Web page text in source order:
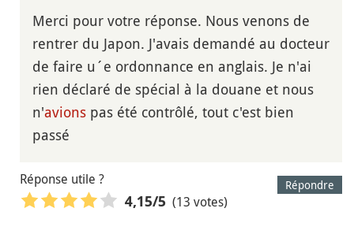
Merci pour votre réponse. Nous venons de
rentrer du Japon. J'avais demandé au docteur
de faire u´e ordonnance en anglais. Je n'ai
rien déclaré de spécial à la douane et nous
n'avions pas été contrôlé, tout c'est bien
passé
Répondre
Réponse utile ?
4,15/5 (13 votes)